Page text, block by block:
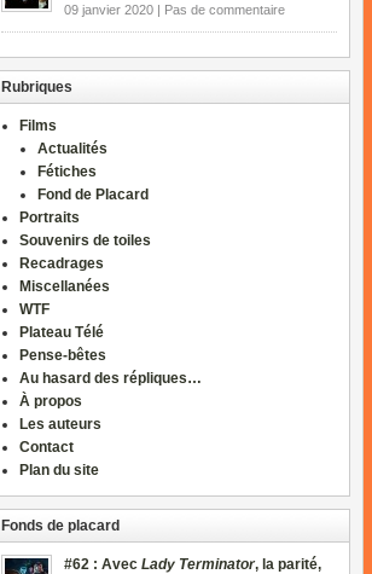
09 janvier 2020 | Pas de commentaire
Rubriques
Films
Actualités
Fétiches
Fond de Placard
Portraits
Souvenirs de toiles
Recadrages
Miscellanées
WTF
Plateau Télé
Pense-bêtes
Au hasard des répliques…
À propos
Les auteurs
Contact
Plan du site
Fonds de placard
#62 : Avec Lady Terminator, la parité,